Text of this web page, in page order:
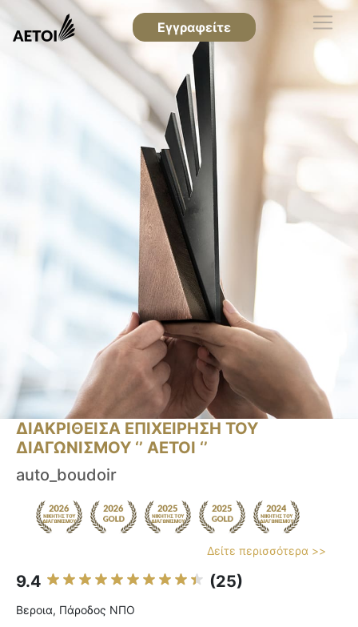
Εγγραφείτε
ΔΙΑΚΡΙΘΕΙΣΑ ΕΠΙΧΕΙΡΗΣΗ ΤΟΥ
ΔΙΑΓΩΝΙΣΜΟΥ ‘’ ΑΕΤΟΙ ‘’
auto_boudoir
Δείτε περισσότερα >>
9.4 (25)
Βεροια, Πάροδος ΝΠΟ